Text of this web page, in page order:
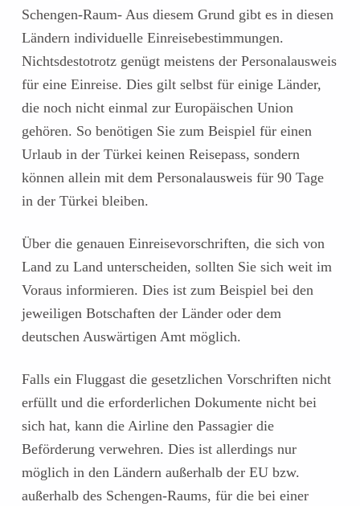
Schengen-Raum- Aus diesem Grund gibt es in diesen
Ländern individuelle Einreisebestimmungen.
Nichtsdestotrotz genügt meistens der Personalausweis
für eine Einreise. Dies gilt selbst für einige Länder,
die noch nicht einmal zur Europäischen Union
gehören. So benötigen Sie zum Beispiel für einen
Urlaub in der Türkei keinen Reisepass, sondern
können allein mit dem Personalausweis für 90 Tage
in der Türkei bleiben.
Über die genauen Einreisevorschriften, die sich von
Land zu Land unterscheiden, sollten Sie sich weit im
Voraus informieren. Dies ist zum Beispiel bei den
jeweiligen Botschaften der Länder oder dem
deutschen Auswärtigen Amt möglich.
Falls ein Fluggast die gesetzlichen Vorschriften nicht
erfüllt und die erforderlichen Dokumente nicht bei
sich hat, kann die Airline den Passagier die
Beförderung verwehren. Dies ist allerdings nur
möglich in den Ländern außerhalb der EU bzw.
außerhalb des Schengen-Raums, für die bei einer